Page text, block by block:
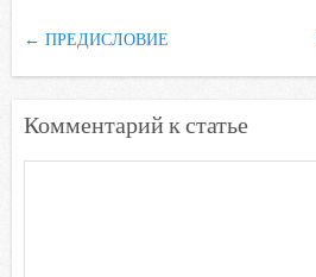
← ПРЕДИСЛОВИЕ
Комментарий к статье